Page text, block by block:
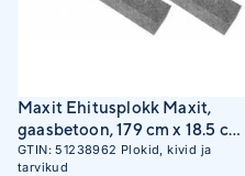
Maxit Ehitusplokk Maxit,
gaasbetoon, 179 cm x 18.5 cm
x 30 cm
GTIN:51238962 Plokid, kivid ja
tarvikud